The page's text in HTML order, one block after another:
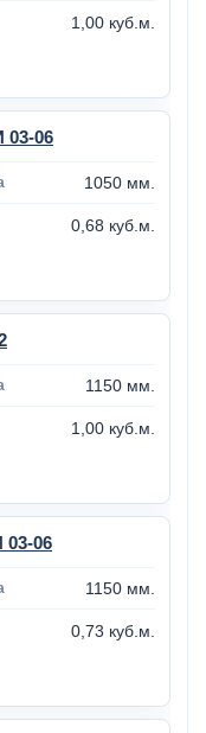
1,00 куб.м.
03-06
1050 мм.
0,68 куб.м.
1150 мм.
1,00 куб.м.
03-06
1150 мм.
0,73 куб.м.